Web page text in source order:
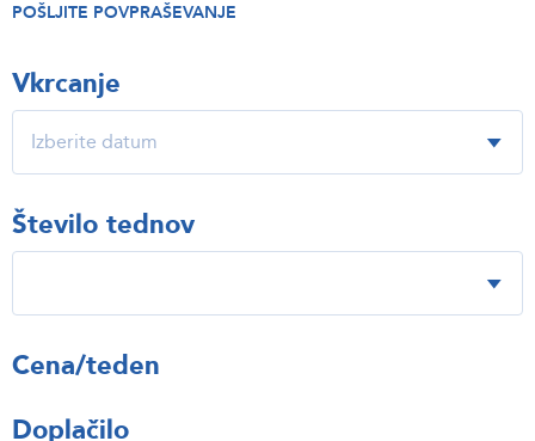
POŠLJITE POVPRAŠEVANJE
Vkrcanje
Število tednov
Cena/teden
Doplačilo